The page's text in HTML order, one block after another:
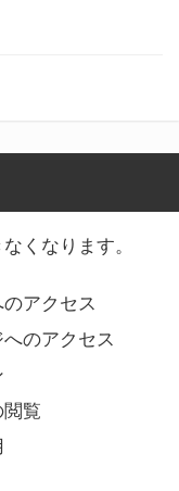
くなります。
アクセス
のアクセス
閲覧